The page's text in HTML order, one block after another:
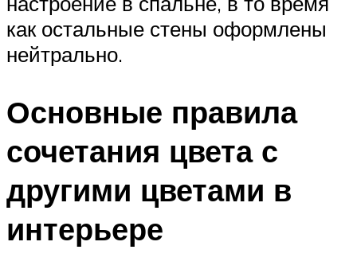
как остальные стены оформлены
нейтрально.
Основные правила
сочетания цвета с
другими цветами в
интерьере